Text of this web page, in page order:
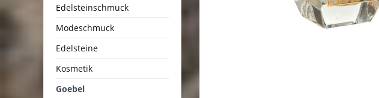
Edelsteinschmuck
Modeschmuck
Edelsteine
Kosmetik
Goebel